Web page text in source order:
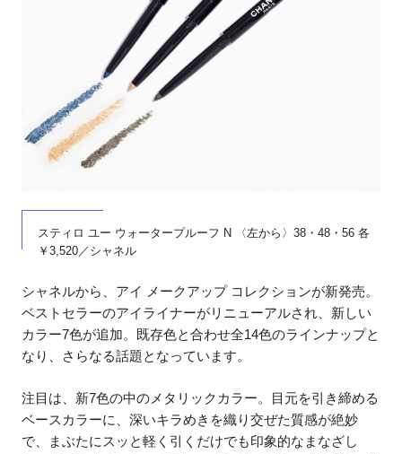
スティロ ユー ウォータープルーフ N 〈左から〉38・48・56 各
￥3,520／シャネル
シャネルから、アイ メークアップ コレクションが新発売。
ベストセラーのアイライナーがリニューアルされ、新しい
カラー7色が追加。既存色と合わせ全14色のラインナップと
なり、さらなる話題となっています。
注目は、新7色の中のメタリックカラー。目元を引き締める
ベースカラーに、深いキラめきを織り交ぜた質感が絶妙
で、まぶたにスッと軽く引くだけでも印象的なまなざし